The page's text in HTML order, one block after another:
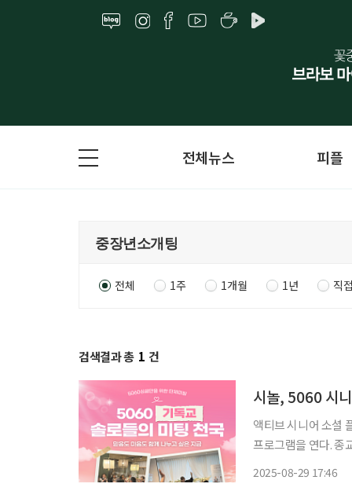
전체뉴스 피플
전체 1주 1개월 1년 직
검색결과 총 1 건
시놀, 5060 시
액티브 시니어 소셜
프로그램을 연다. 종교·
2025-08-29 17:46